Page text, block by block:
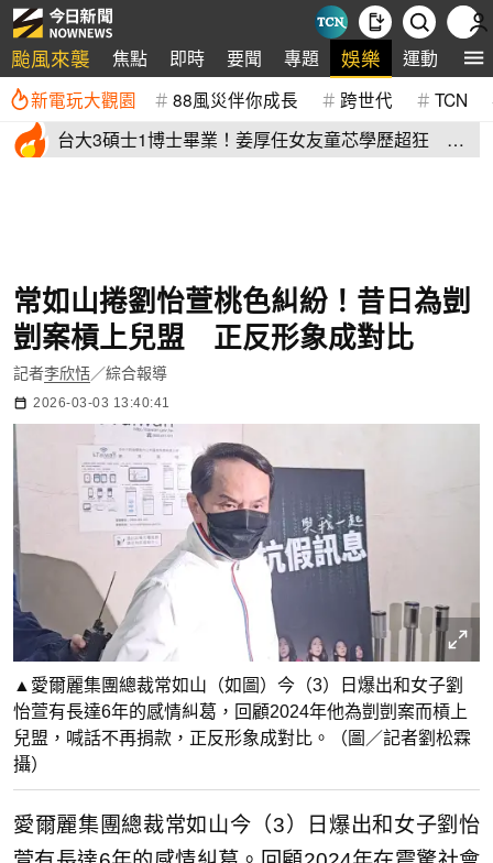
颱風來襲 焦點 即時 要聞 專題 娛樂 運動 全
新電玩大觀園 88風災伴你成長 跨世代 TCN
台大3碩士1博士畢業！姜厚任女友童芯學歷超狂 他
常如山捲劉怡萱桃色糾紛！昔日為剴
剴案槓上兒盟 正反形象成對比
記者李欣恬／綜合報導
2026-03-03 13:40:41
▲愛爾麗集團總裁常如山（如圖）今（3）日爆出和女子劉
怡萱有長達6年的感情糾葛，回顧2024年他為剴剴案而槓上
兒盟，喊話不再捐款，正反形象成對比。（圖／記者劉松霖
攝）
愛爾麗集團總裁常如山今（3）日爆出和女子劉怡